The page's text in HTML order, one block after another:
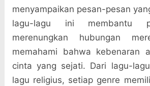
menyampaikan pesan-pesan
lagu-lagu ini membantu
merenungkan hubungan
memahami bahwa kebenaran
cinta yang sejati. Dari lagu-
lagu religius, setiap genre